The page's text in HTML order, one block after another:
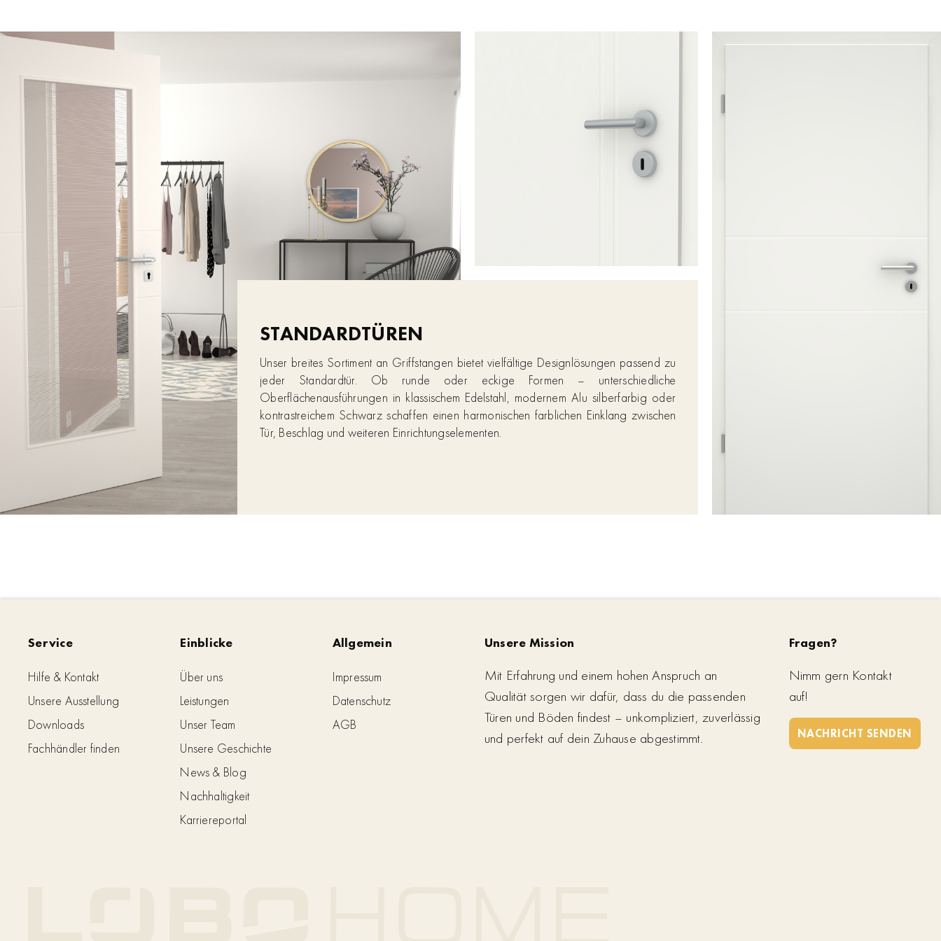
STANDARDTÜREN
Unser breites Sortiment an Griffstangen bietet vielfältige Designlösungen passend zu
jeder Standardtür. Ob runde oder eckige Formen – unterschiedliche
Oberflächenausführungen in klassischem Edelstahl, modernem Alu silberfarbig oder
kontrastreichem Schwarz schaffen einen harmonischen farblichen Einklang zwischen
Tür, Beschlag und weiteren Einrichtungselementen.
Service
Hilfe & Kontakt
Unsere Ausstellung
Downloads
Fachhändler finden
Einblicke
Über uns
Leistungen
Unser Team
Unsere Geschichte
News & Blog
Nachhaltigkeit
Karriereportal
Allgemein
Impressum
Datenschutz
AGB
Unsere Mission
Mit Erfahrung und einem hohen Anspruch an
Qualität sorgen wir dafür, dass du die passenden
Türen und Böden findest – unkompliziert, zuverlässig
und perfekt auf dein Zuhause abgestimmt.
Fragen?
Nimm gern Kontakt
auf!
NACHRICHT SENDEN